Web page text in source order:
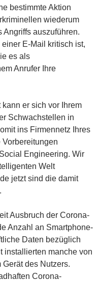
bestimmte Aktion
wiederum
Angriffs auszuführen.
E-Mail kritisch ist,
es als
Anrufer Ihre
er sich vor Ihrem
Schwachstellen in
ins Firmennetz Ihres
Engineering. Wir
Welt
jetzt sind die damit
Ausbruch der Corona-
Anzahl an Smartphone-
Daten bezüglich
installierten manche von
des Nutzers.
Corona-